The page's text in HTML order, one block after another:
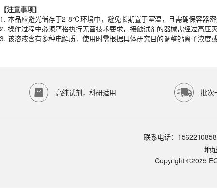
产品规格
货期
1-2天
规格
500ml
应用领域
ECOTOP SCIENTIFIC
参照产品说明书中的保存条件。一般生物科研试剂建议在2-8℃或-
SCIENTIFIC常规库存产品一般1-3个工作日内发货。如遇缺
【注意事项】
1. 本品应避光储存于2-8℃环境中，避免长期置于室温，且需确保容器
2. 操作过程中必须严格执行无菌技术要求，接触试剂的器械需经过高
3. 该溶液含有多种电解质，使用时需根据具体研究目的调整钙离子浓
高纯试剂，科研适用 批次
联系电话：
地
Copyright ©2025